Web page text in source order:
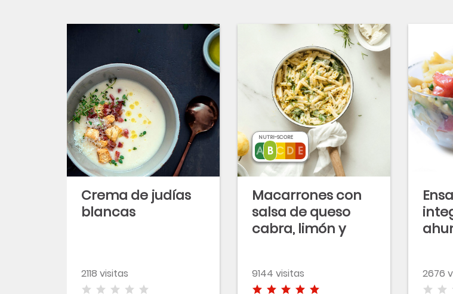
Crema de judías
blancas
2118 visitas
Macarrones con
salsa de queso
cabra, limón y
9144 visitas
NUTRI-SCORE
2676